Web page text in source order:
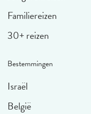
Familiereizen
30+ reizen
Bestemmingen
Israël
België